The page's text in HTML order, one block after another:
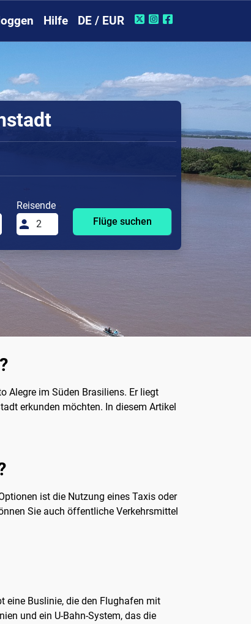
Hilfe DE / EUR
Reisende
Flüge suchen
Alegre im Süden Brasiliens. Er liegt
erkunden möchten. In diesem Artikel
ist die Nutzung eines Taxis oder
Sie auch öffentliche Verkehrsmittel
eine Buslinie, die den Flughafen mit
und ein U-Bahn-System, das die